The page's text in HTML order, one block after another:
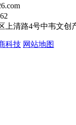
上清路4号中韦文创
科技 网站地图